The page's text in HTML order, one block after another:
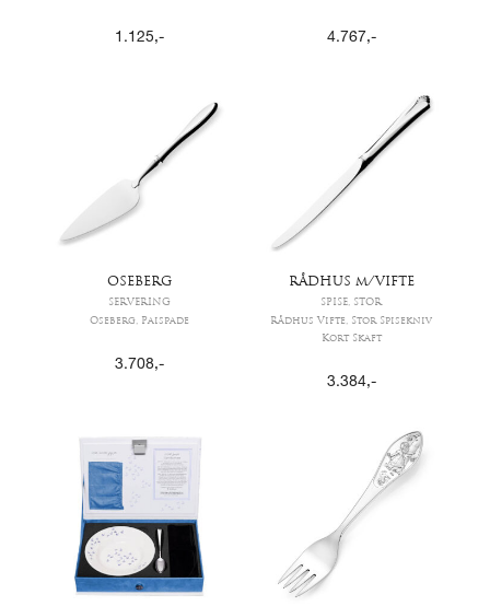
1.125,- 4.767 ,-
OSEBERG
SERVERING
Oseberg, Paispade
3.708,-
RÅDHUS m/VIFTE
SPISE, STOR
Rådhus Vifte, Stor Spisekniv
Kort Skaft
3.384,-